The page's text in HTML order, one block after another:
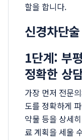
할을 합니다.
신경차단
1단계: 부
정확한 상
가장 먼저 전문
도를 정확하게
약물 등을 상세
료 계획을 세울